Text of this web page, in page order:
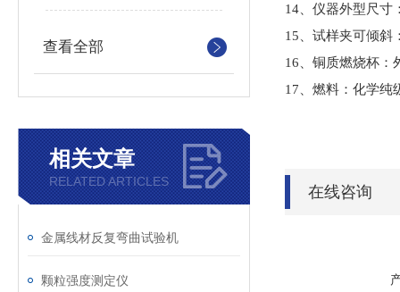
查看全部
相关文章
RELATED ARTICLES
金属线材反复弯曲试验机
颗粒强度测定仪
14、仪器外型尺寸
15、 试样夹可倾斜
16、 铜质燃烧杯：
17、 燃料：化学纯
在线咨询